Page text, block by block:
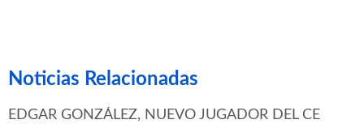
Noticias Relacionadas
EDGAR GONZÁLEZ, NUEVO JUGADOR DEL CE